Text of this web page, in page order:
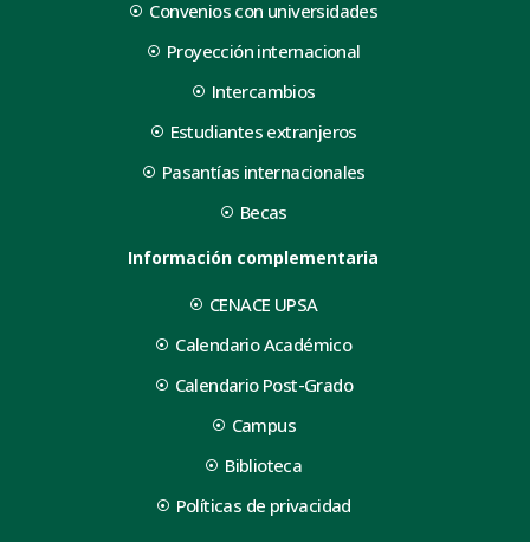
Convenios con universidades
Proyección internacional
Intercambios
Estudiantes extranjeros
Pasantías internacionales
Becas
Información complementaria
CENACE UPSA
Calendario Académico
Calendario Post-Grado
Campus
Biblioteca
Políticas de privacidad